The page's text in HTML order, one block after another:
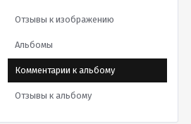
Отзывы к изображению
Альбомы
Комментарии к альбому
Отзывы к альбому